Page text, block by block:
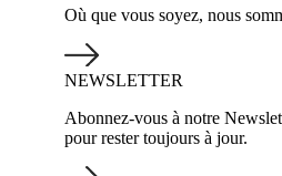
Où que vous soyez, nous
NEWSLETTER
Abonnez-vous à notre
pour rester toujours à jour.